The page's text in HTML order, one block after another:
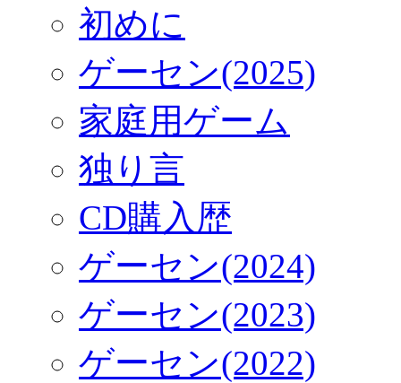
初めに
ゲーセン(2025)
家庭用ゲーム
独り言
CD購入歴
ゲーセン(2024)
ゲーセン(2023)
ゲーセン(2022)